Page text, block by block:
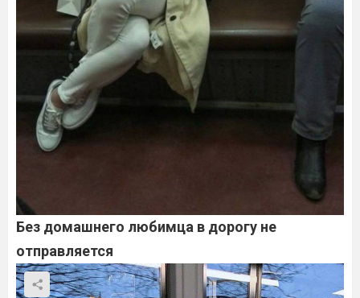
Без домашнего любимца в дорогу не
отправляется